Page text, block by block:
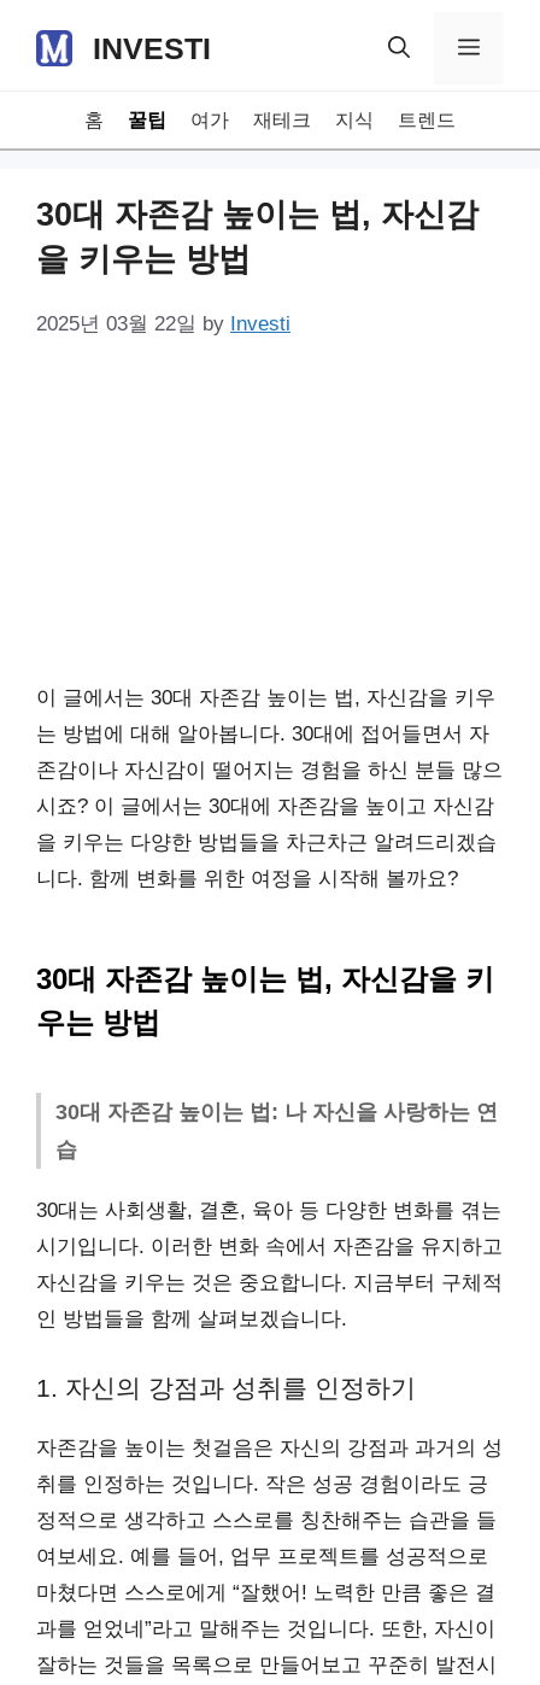
content
INVESTI Menu
홈 꿀팁 여가 재테크 지식 트렌드
30대 자존감 높이는 법, 자신감
을 키우는 방법
2025년 03월 22일 by Investi
이 글에서는 30대 자존감 높이는 법, 자신감을 키우
는 방법에 대해 알아봅니다. 30대에 접어들면서 자
존감이나 자신감이 떨어지는 경험을 하신 분들 많으
시죠? 이 글에서는 30대에 자존감을 높이고 자신감
을 키우는 다양한 방법들을 차근차근 알려드리겠습
니다. 함께 변화를 위한 여정을 시작해 볼까요?
30대 자존감 높이는 법, 자신감을 키
우는 방법
30대 자존감 높이는 법: 나 자신을 사랑하는 연
습
30대는 사회생활, 결혼, 육아 등 다양한 변화를 겪는
시기입니다. 이러한 변화 속에서 자존감을 유지하고
자신감을 키우는 것은 중요합니다. 지금부터 구체적
인 방법들을 함께 살펴보겠습니다.
1. 자신의 강점과 성취를 인정하기
자존감을 높이는 첫걸음은 자신의 강점과 과거의 성
취를 인정하는 것입니다. 작은 성공 경험이라도 긍
정적으로 생각하고 스스로를 칭찬해주는 습관을 들
여보세요. 예를 들어, 업무 프로젝트를 성공적으로
마쳤다면 스스로에게 “잘했어! 노력한 만큼 좋은 결
과를 얻었네”라고 말해주는 것입니다. 또한, 자신이
잘하는 것들을 목록으로 만들어보고 꾸준히 발전시